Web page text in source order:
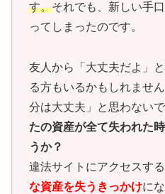
す。それでも、新しい手
ってしまったのです。
友人から「大丈夫だよ」
る方もいるかもしれませ
分は大丈夫」と思わないで
たの資産が全て失われた
うか？
違法サイトにアクセスする
な資産を失うきっかけに